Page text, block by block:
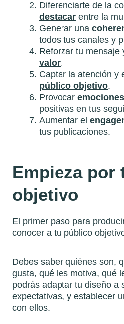
Diferenciarte de la
destacar entre la
Generar una
todos tus canales y
Reforzar tu mensaje
valor.
Captar la atención y
público objetivo.
Provocar emociones
positivas en tus
Aumentar el
tus publicaciones.
Empieza por
objetivo
El primer paso para
conocer a tu público
Debes saber quiénes son,
gusta, qué les motiva, qué
podrás adaptar tu diseño a
expectativas, y establecer
con ellos.